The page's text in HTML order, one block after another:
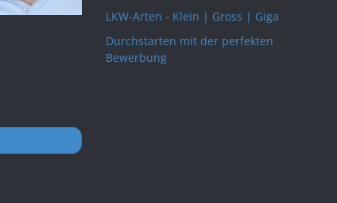
LKW-Arten - Klein | Gross | Giga
Durchstarten mit der perfekten
Bewerbung